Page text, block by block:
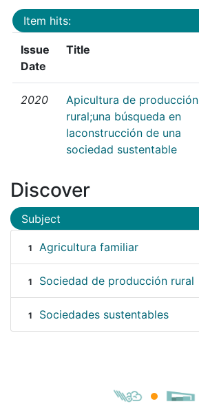
Item hits:
Issue
Date
Title
2020
Apicultura de producción
rural;una búsqueda en
laconstrucción de una
sociedad sustentable
Discover
Subject
1 Agricultura familiar
1 Sociedad de producción rural
1 Sociedades sustentables